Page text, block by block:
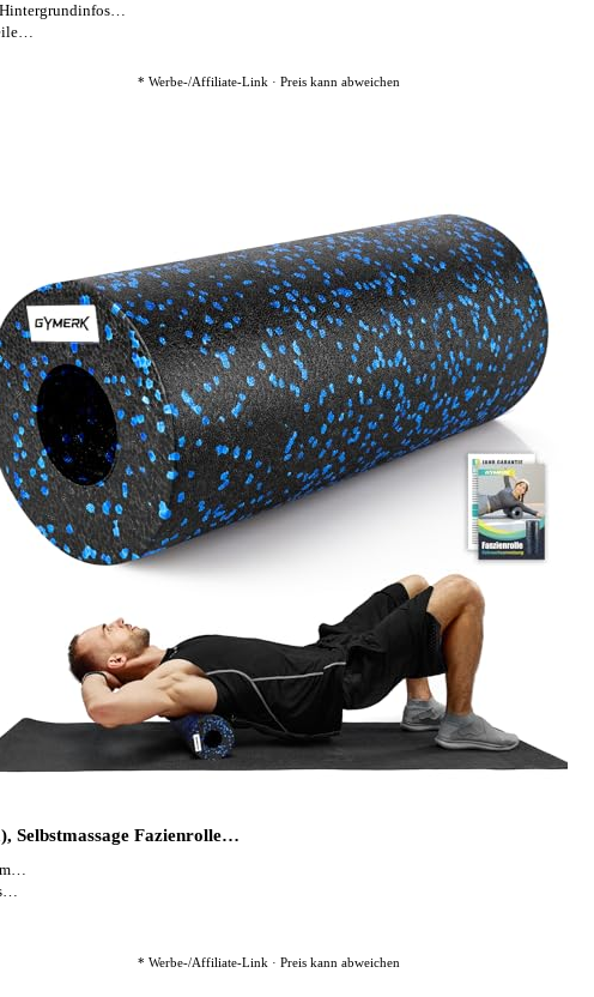
Hintergrundinfos…
* Werbe-/Affiliate-Link · Preis kann abweichen
Selbstmassage Fazienrolle…
* Werbe-/Affiliate-Link · Preis kann abweichen